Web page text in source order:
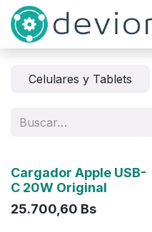
Ir al contenido
Celulares y Tablets
Cargador Apple USB-
C 20W Original
25.700,60 Bs